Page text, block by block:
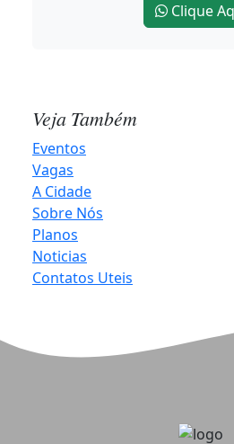
Caminhos do Tempo
Cultural em Três de
2026-08-06 10:13:21
Clique
Veja Também
Eventos
Vagas
A Cidade
Sobre Nós
Planos
Noticias
Contatos Uteis